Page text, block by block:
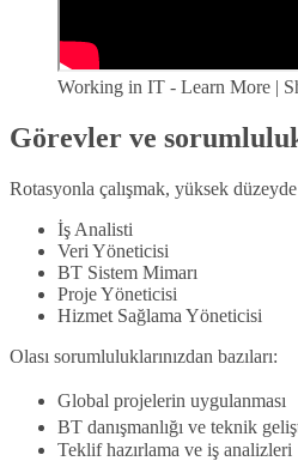
Working in IT - Learn More |
Görevler ve
Rotasyonla çalışmak, yüksek
İş Analisti
Veri Yöneticisi
BT Sistem Mimarı
Proje Yöneticisi
Hizmet Sağlama Yöneticisi
Olası sorumluluklarınızdan bazıları:
Global projelerin uygulanması
BT danışmanlığı ve teknik
Teklif hazırlama ve iş analizleri